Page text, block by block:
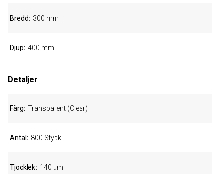
Bredd 300 mm
Djup 400 mm
Detaljer
Färg Transparent (Clear)
Antal 800 Styck
Tjocklek 140 µm